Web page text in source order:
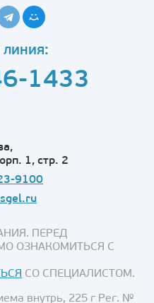
линия:
1433
1, стр. 2
9100
ПЕРЕД
ОЗНАКОМИТЬСЯ С
СО СПЕЦИАЛИСТОМ.
внутрь, 225 г Рег. №